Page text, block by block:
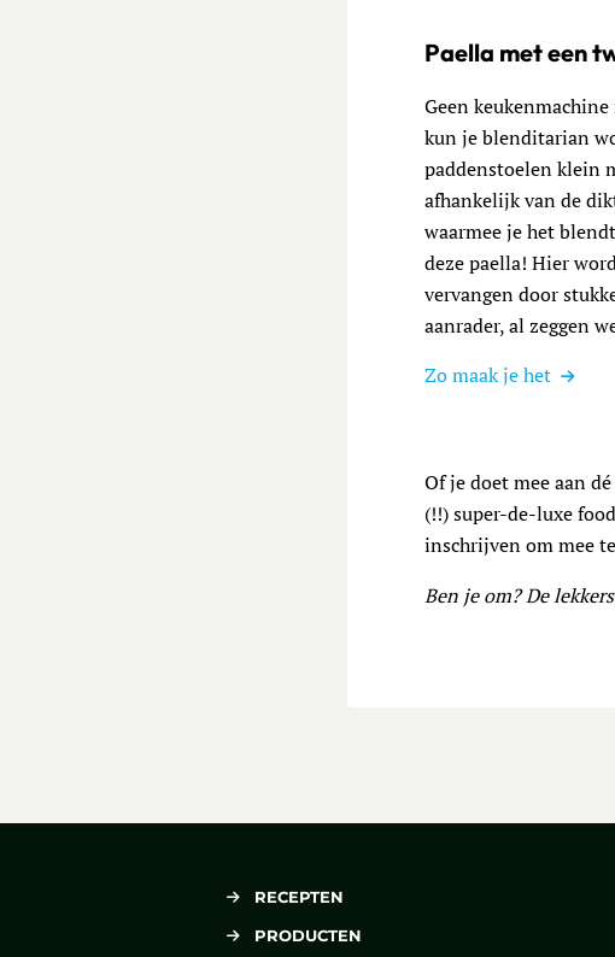
Paella met een
Geen
kun je blenditarian
paddenstoelen klein
afhankelijk van de
waarmee je het
deze paella! Hier
vervangen door
aanrader, al zeggen
Zo maak je het
Of je doet mee aan
(!!) super-de-luxe
inschrijven om mee
Ben je om? De
RECEPTEN
PRODUCTEN